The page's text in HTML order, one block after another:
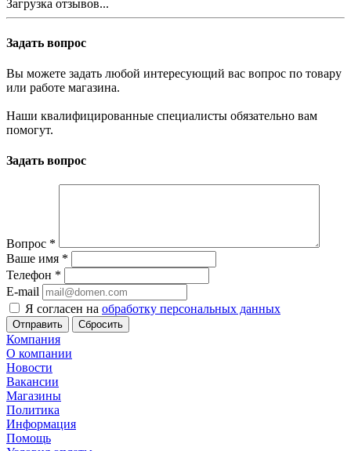
Загрузка отзывов...
Задать вопрос
Вы можете задать любой интересующий вас вопрос по товару
или работе магазина.
Наши квалифицированные специалисты обязательно вам
помогут.
Задать вопрос
Вопрос *
Ваше имя *
Телефон *
E-mail
Я согласен на обработку персональных данных
Сбросить
Компания
О компании
Новости
Вакансии
Магазины
Политика
Информация
Помощь